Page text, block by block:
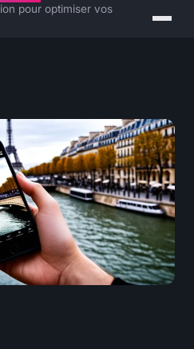
pour optimiser vos